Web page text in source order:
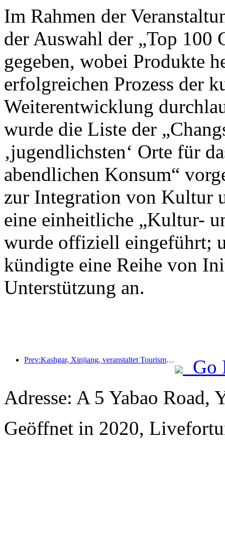
Im Rahmen der
der Auswahl der „Top 100
gegeben, wobei Produkte
erfolgreichen Prozess der
Weiterentwicklung
wurde die Liste der
‚jugendlichsten‘ Orte für
abendlichen Konsum“
zur Integration von Kultur
eine einheitliche „Kultur-
wurde offiziell eingeführt;
kündigte eine Reihe von
Unterstützung an.
Prev:Kashgar, Xinjiang, veranstaltet Tourismus-Werbeevent zur Förderung des interethnischen Austauschs.
Go
Adresse: A 5 Yabao Road,
Geöffnet in 2020,